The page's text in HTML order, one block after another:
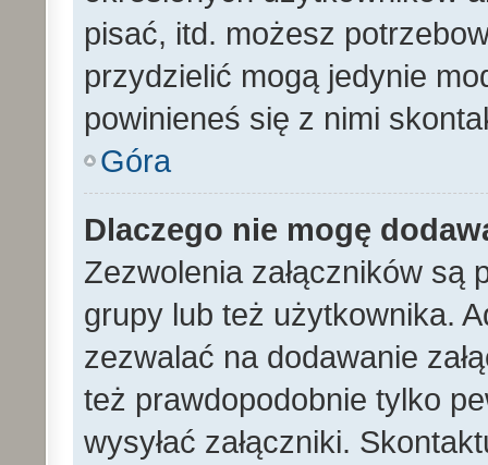
pisać, itd. możesz
przydzielić mogą jedynie
powinieneś się z nimi
Góra
Dlaczego nie mogę
Zezwolenia załączników są
grupy lub też użytkownika.
zezwalać na dodawanie
też prawdopodobnie tylko
wysyłać załączniki.